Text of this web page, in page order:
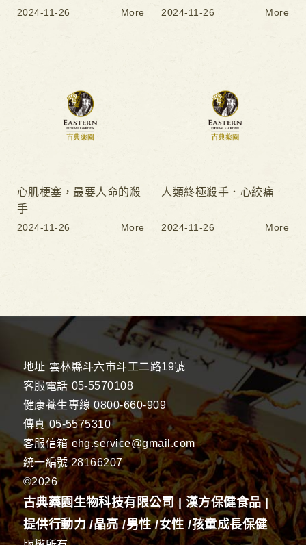
2024-11-26 More 2024-11-26 More
心肌梗塞，最要人命的殺
手
2024-11-26 More
人類終極殺手．心絞痛
2024-11-26 More
地址 雲林縣斗六市斗工二路19號
客服電話 05-5570108
健康養生專線 0800-660-909
傳真 05-5575310
客服信箱 ehg.service@gmail.com
統一編號 28166207
©2026
古典藥園生物科技有限公司 | 漢方保健食品 |
提供行動力 /晶亮 /男性 /女性 /孩童成長保健